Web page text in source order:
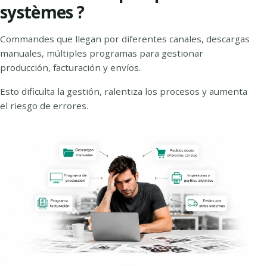
systèmes ?
Commandes que llegan por diferentes canales, descargas
manuales, múltiples programas para gestionar
producción, facturación y envíos.
Esto dificulta la gestión, ralentiza los procesos y aumenta
el riesgo de errores.